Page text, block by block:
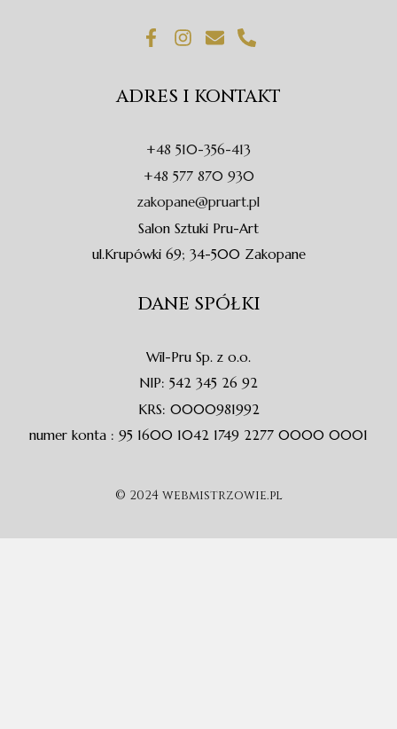
F
a
b
k
-
f
I
n
a
r
a
m
E
n
l
p
e
P
h
n
e
a
l
t
ADRES I KONTAKT
+48 510-356-413
+48 577 870 930
zakopane@pruart.pl
Salon Sztuki Pru-Art
ul.Krupówki 69; 34-500 Zakopane
DANE SPÓŁKI
Wil-Pru Sp. z o.o.
NIP: 542 345 26 92
KRS: 0000981992
numer konta : 95 1600 1042 1749 2277 0000 0001
© 2024 webmistrzowie.pl